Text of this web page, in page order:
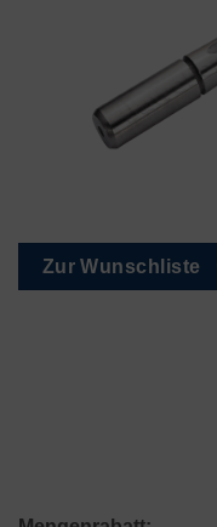
Zur Wunschliste